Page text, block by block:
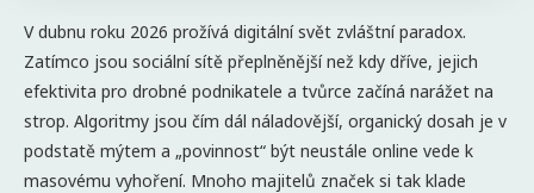
V dubnu roku 2026 prožívá digitální svět zvláštní paradox.
Zatímco jsou sociální sítě přeplněnější než kdy dříve, jejich
efektivita pro drobné podnikatele a tvůrce začíná narážet na
strop. Algoritmy jsou čím dál náladovější, organický dosah je v
podstatě mýtem a „povinnost“ být neustále online vede k
masovému vyhoření. Mnoho majitelů značek si tak klade